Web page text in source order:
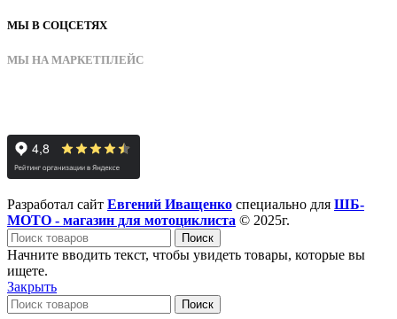
МЫ В СОЦСЕТЯХ
МЫ НА МАРКЕТПЛЕЙС
Разработал сайт Евгений Иващенко специально для ШБ-
МОТО - магазин для мотоциклиста © 2025г.
Поиск
Начните вводить текст, чтобы увидеть товары, которые вы
ищете.
Закрыть
Поиск